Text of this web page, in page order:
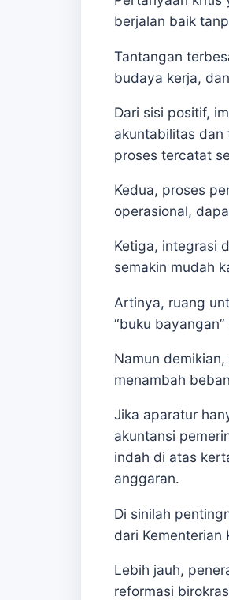
berjalan baik
Tantangan
budaya kerja,
Dari sisi positif,
akuntabilitas dan
proses tercatat
Kedua, proses
operasional,
Ketiga, integrasi
semakin mudah
Artinya, ruang
“buku
Namun
menambah
Jika aparatur
akuntansi
indah di atas
anggaran.
Di sinilah
dari Kementerian
Lebih jauh,
reformasi